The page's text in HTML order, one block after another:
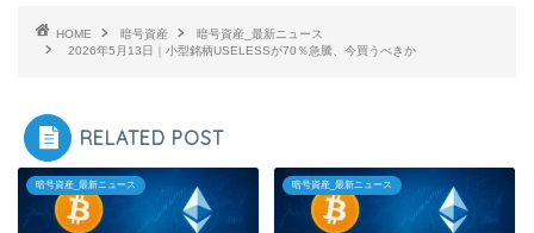
HOME 暗号資産
暗号資産_最新ニュース
2026年5月13日｜小型銘柄USELESSが70％急騰、今買うべきか
RELATED POST
暗号資産_最新ニュース 暗号資産_最新ニュース